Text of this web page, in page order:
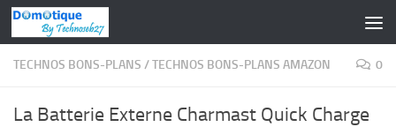
Skip to content
TECHNOS BONS-PLANS /TECHNOS BONS-PLANS AMAZON 0
La Batterie Externe Charmast Quick Charge